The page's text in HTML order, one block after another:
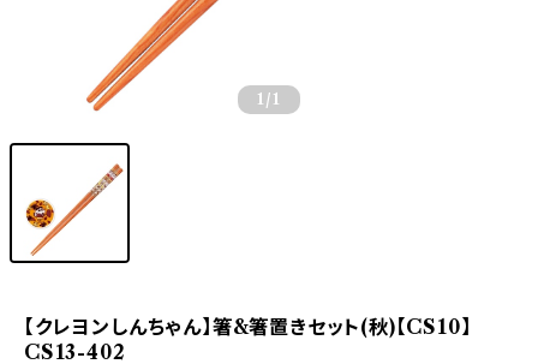
1 /1
【クレヨンしんちゃん】箸&箸置きセット(秋)【CS10】
CS13-402